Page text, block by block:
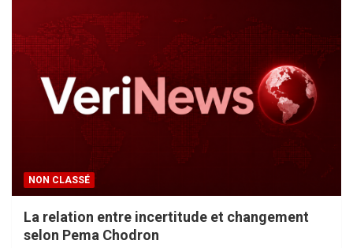
NON CLASSÉ
La relation entre incertitude et changement
selon Pema Chodron